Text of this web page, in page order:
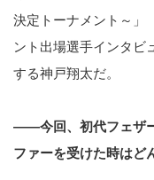
決定トーナメント～」
ント出場選手インタビ
する神戸翔太だ。
――今回、初代フェザ
ファーを受けた時はど